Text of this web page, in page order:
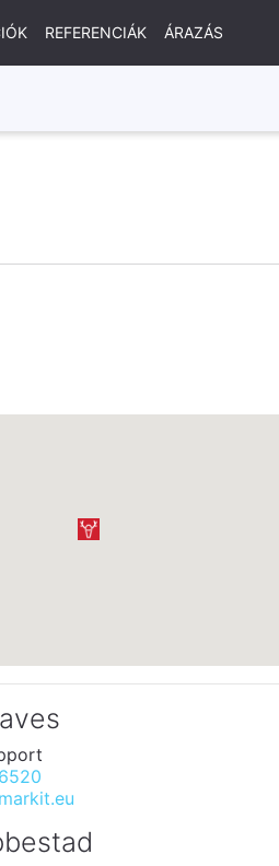
REFERENCIÁK ÁRAZÁS